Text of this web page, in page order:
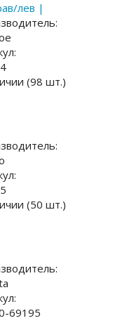
лев |
(98 шт.)
(50 шт.)
69195